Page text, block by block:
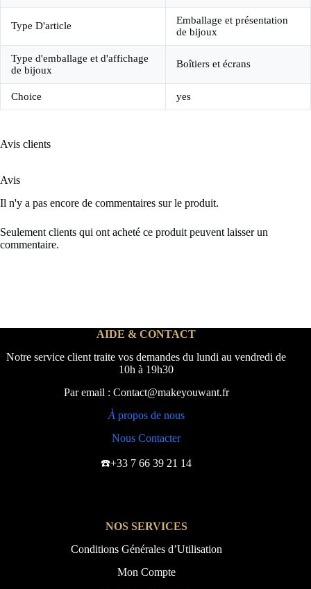
Type D'article
Emballage et présentation
de bijoux
Type d'emballage et d'affichage
de bijoux
Boîtiers et écrans
Choice yes
Avis clients
Avis
Il n'y a pas encore de commentaires sur le produit.
Seulement clients qui ont acheté ce produit peuvent laisser un
commentaire.
AIDE & CONTACT
Notre service client traite vos demandes du lundi au vendredi de
10h à 19h30
Par email : Contact@makeyouwant.fr
À propos de nous
Nous Contacter
☎️+33 7 66 39 21 14
NOS SERVICES
Conditions Générales d’Utilisation
Mon Compte